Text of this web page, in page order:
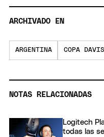
ARCHIVADO EN
ARGENTINA COPA DAVIS
NOTAS RELACIONADAS
Logitech
todas las